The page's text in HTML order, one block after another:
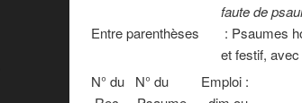
faute de psaume
Entre parenthèses : Psaumes
et festif, avec
N° du N° du Emploi :